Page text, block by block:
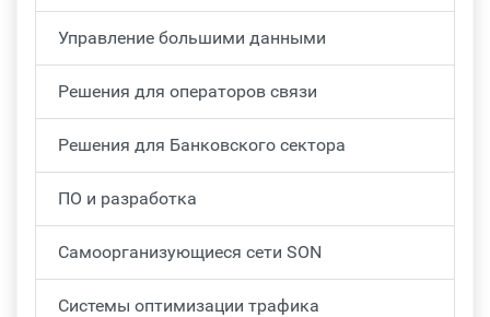
Управление большими данными
Решения для операторов связи
Решения для Банковского сектора
ПО и разработка
Самоорганизующиеся сети SON
Системы оптимизации трафика